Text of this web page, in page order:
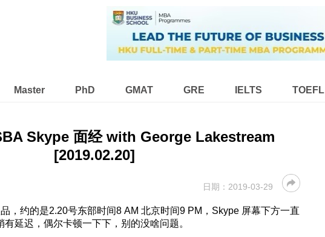
Master PhD GMAT GRE IELTS TOEFL
Skype 面经 with George Lakestream
[2019.02.20]
日期： 2019-03-29
，约的是2.20号东部时间8 AM 北京时间9 PM，Skype 屏幕下方一直
延迟，偶尔卡顿一下下，别的没啥问题。